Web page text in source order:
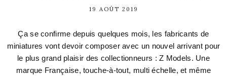
19 AOÛT 2019
Ça se confirme depuis quelques mois, les fabricants de
miniatures vont devoir composer avec un nouvel arrivant pour
le plus grand plaisir des collectionneurs : Z Models. Une
marque Française, touche-à-tout, multi échelle, et même